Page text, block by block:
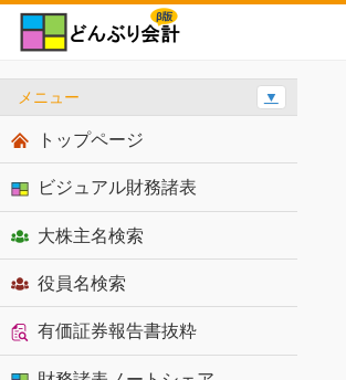
メニュー ▼
トップページ
ビジュアル財務諸表
大株主名検索
役員名検索
有価証券報告書抜粋